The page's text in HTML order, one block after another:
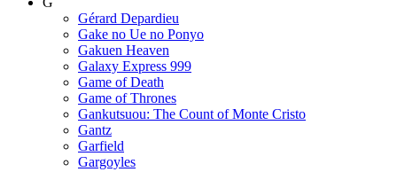
Gérard Depardieu
Gake no Ue no Ponyo
Gakuen Heaven
Galaxy Express 999
Game of Death
Game of Thrones
Gankutsuou: The Count of Monte Cristo
Gantz
Garfield
Gargoyles